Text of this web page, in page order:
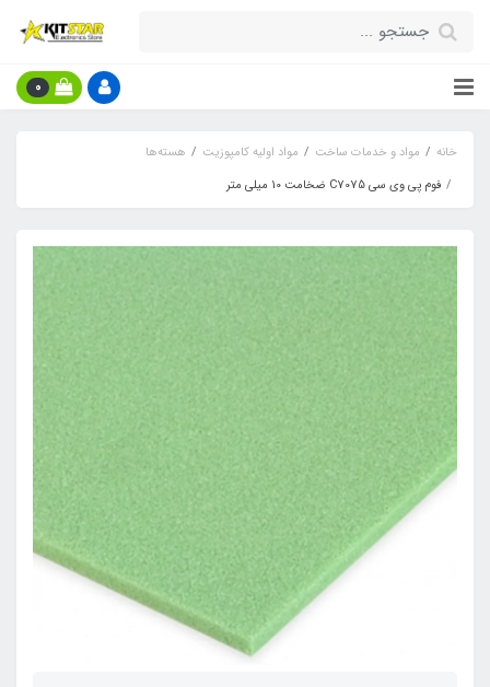
0
خانه مواد و خدمات ساخت مواد اولیه کامپوزیت
هسته‌ها
فوم پی وی سی C7075 ضخامت 10 میلی متر